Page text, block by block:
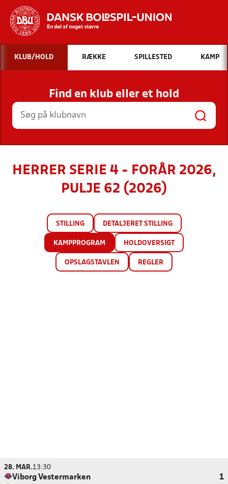
Hvad vil du søge efter?
INDHOLD OG NYHEDER
STILLINGER, RESULTATER, KLUBBER OG
HOLD
KLUB/HOLD RÆKKE SPILLESTED KAMP
Find en klub eller et hold
HERRER SERIE 4 - FORÅR 2026,
PULJE 62 (2026)
STILLING DETALJERET STILLING
KAMPPROGRAM HOLDOVERSIGT
OPSLAGSTAVLEN REGLER
28. MAR.13:30
Viborg Vestermarken
1